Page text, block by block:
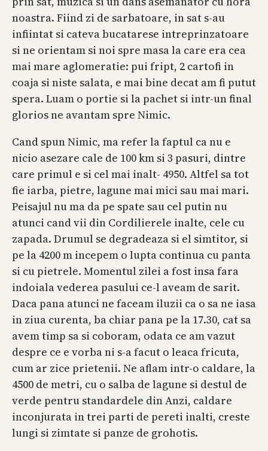
noastra. Fiind zi de sarbatoare, in sat s-au
infiintat si cateva bucatarese intreprinzatoare
si ne orientam si noi spre masa la care era cea
mai mare aglomeratie: pui fript, 2 cartofi in
coaja si niste salata, e mai bine decat am fi putut
spera. Luam o portie si la pachet si intr-un final
glorios ne avantam spre Nimic.
Cand spun Nimic, ma refer la faptul ca nu e
nicio asezare cale de 100 km si 3 pasuri, dintre
care primul e si cel mai inalt- 4950. Altfel sa tot
fie iarba, pietre, lagune mai mici sau mai mari.
Peisajul nu ma da pe spate sau cel putin nu
atunci cand vii din Cordilierele inalte, cele cu
zapada. Drumul se degradeaza si el simtitor, si
pe la 4200 m incepem o lupta continua cu panta
si cu pietrele. Momentul zilei a fost insa fara
indoiala vederea pasului ce-l aveam de sarit.
Daca pana atunci ne faceam iluzii ca o sa ne iasa
in ziua curenta, ba chiar pana pe la 17.30, cat sa
avem timp sa si coboram, odata ce am vazut
despre ce e vorba ni s-a facut o leaca fricuta,
cum ar zice prietenii. Ne aflam intr-o caldare, la
4500 de metri, cu o salba de lagune si destul de
verde pentru standardele din Anzi, caldare
inconjurata in trei parti de pereti inalti, creste
lungi si zimtate si panze de grohotis.